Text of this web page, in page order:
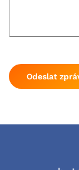
Odeslat